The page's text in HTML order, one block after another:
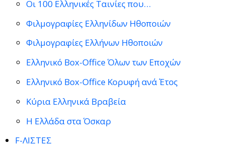
Οι 100 Ελληνικές Ταινίες που…
Φιλμογραφίες Ελληνίδων Ηθοποιών
Φιλμογραφίες Ελλήνων Ηθοποιών
Ελληνικό Box-Office Όλων των Εποχών
Ελληνικό Box-Office Κορυφή ανά Έτος
Κύρια Ελληνικά Βραβεία
Η Ελλάδα στα Όσκαρ
F-ΛΙΣΤΕΣ